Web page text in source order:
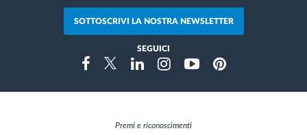
SOTTOSCRIVI LA NOSTRA NEWSLETTER
SEGUICI
FacebookTwitterLinkedinInstragramYoutubePinterest
Premi e riconoscimenti